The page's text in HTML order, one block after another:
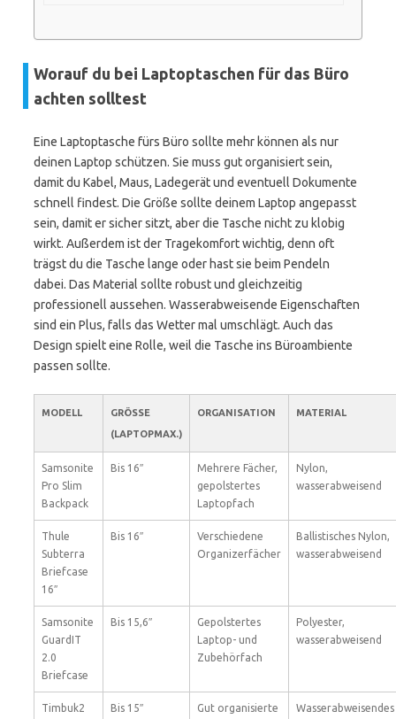
Worauf du bei Laptoptaschen für das Büro
achten solltest
Eine Laptoptasche fürs Büro sollte mehr können als nur
deinen Laptop schützen. Sie muss gut organisiert sein,
damit du Kabel, Maus, Ladegerät und eventuell Dokumente
schnell findest. Die Größe sollte deinem Laptop angepasst
sein, damit er sicher sitzt, aber die Tasche nicht zu klobig
wirkt. Außerdem ist der Tragekomfort wichtig, denn oft
trägst du die Tasche lange oder hast sie beim Pendeln
dabei. Das Material sollte robust und gleichzeitig
professionell aussehen. Wasserabweisende Eigenschaften
sind ein Plus, falls das Wetter mal umschlägt. Auch das
Design spielt eine Rolle, weil die Tasche ins Büroambiente
passen sollte.
MODELL
GRÖSSE (
LAPTOPMAX.)
ORGANISATION MATERIAL
Samsonite
Pro Slim
Backpack
Bis 16″
Mehrere Fächer,
gepolstertes
Laptopfach
Nylon,
wasserabweisend
Thule
Subterra
Briefcase
16″
Bis 16″
Verschiedene
Organizerfächer
Ballistisches Nylon,
wasserabweisend
Samsonite
GuardIT
2.0
Briefcase
Bis 15,6″
Gepolstertes
Laptop- und
Zubehörfach
Polyester,
wasserabweisend
Timbuk2
Bis 15″
Gut organisierte
Wasserabweisendes